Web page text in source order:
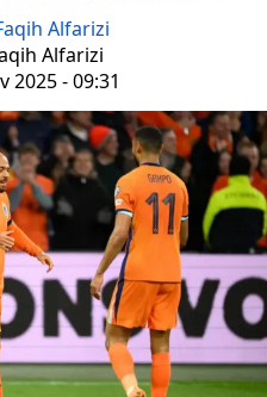
Alfarizi
Alfarizi
2025 - 09:31